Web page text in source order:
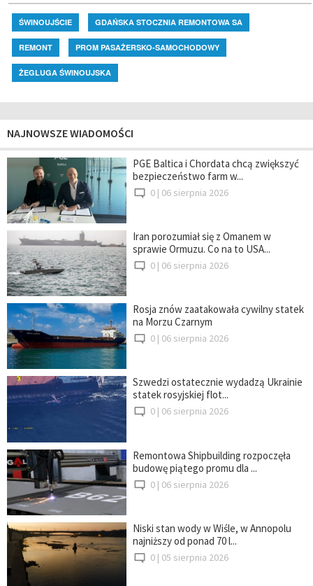
ŚWINOUJŚCIE GDAŃSKA STOCZNIA REMONTOWA SA
REMONT PROM PASAŻERSKO-SAMOCHODOWY
ŻEGLUGA ŚWINOUJSKA
NAJNOWSZE WIADOMOŚCI
PGE Baltica i Chordata chcą zwiększyć
bezpieczeństwo farm w...
0 | 06 sierpnia 2026
Iran porozumiał się z Omanem w
sprawie Ormuzu. Co na to USA...
0 | 06 sierpnia 2026
Rosja znów zaatakowała cywilny statek
na Morzu Czarnym
0 | 06 sierpnia 2026
Szwedzi ostatecznie wydadzą Ukrainie
statek rosyjskiej flot...
0 | 06 sierpnia 2026
Remontowa Shipbuilding rozpoczęła
budowę piątego promu dla ...
0 | 06 sierpnia 2026
Niski stan wody w Wiśle, w Annopolu
najniższy od ponad 70 l...
0 | 05 sierpnia 2026